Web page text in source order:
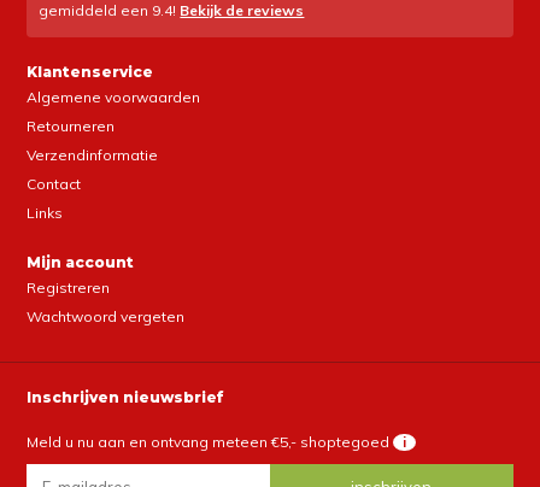
gemiddeld een 9.4! Bekijk de reviews
Klantenservice
Algemene voorwaarden
Retourneren
Verzendinformatie
Contact
Links
Mijn account
Registreren
Wachtwoord vergeten
Inschrijven nieuwsbrief
Meld u nu aan en ontvang meteen €5,- shoptegoed i